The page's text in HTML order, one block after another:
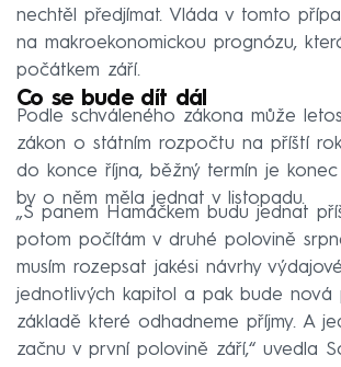
nechtěl předjímat. Vláda v tomto
na makroekonomickou prognózu,
počátkem září.
Co se bude dít dál
Podle schváleného zákona může
zákon o státním rozpočtu na příští
do konce října, běžný termín je konec
by o něm měla jednat v listopadu.
„S panem Hamáčkem budu jednat
potom počítám v druhé polovině
musím rozepsat jakési návrhy
jednotlivých kapitol a pak bude nová
základě které odhadneme příjmy. A
začnu v první polovině září,“ uvedla